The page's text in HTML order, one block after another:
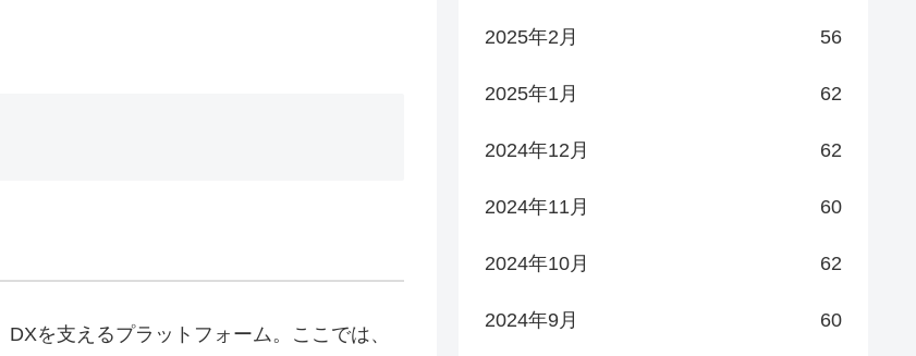
を支えるプラットフォーム。ここでは、
2025年2月 56
2025年1月 62
2024年12月 62
2024年11月 60
2024年10月 62
2024年9月 60